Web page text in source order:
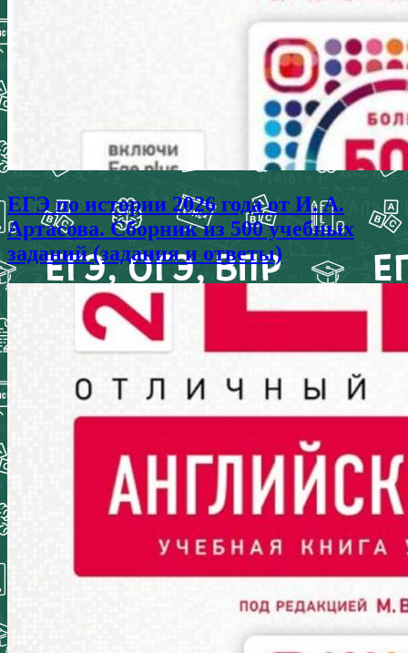
ЕГЭ по истории 2026 года от И. А.
Артасова. Сборник из 500 учебных
заданий (задания и ответы)